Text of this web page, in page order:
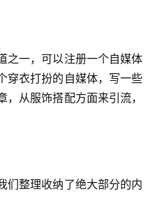
之一，可以注册一个自媒体
穿衣打扮的自媒体，写一些
从服饰搭配方面来引流，
们整理收纳了绝大部分的内